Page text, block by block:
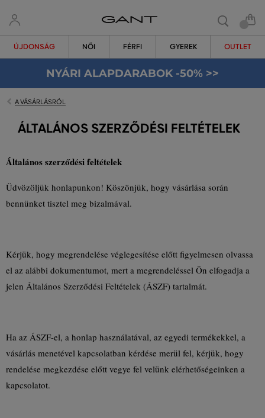
ÚJDONSÁG NŐI FÉRFI GYEREK OUTLET
NYÁRI ALAPDARABOK -50% >>
A VÁSÁRLÁSRÓL
ÁLTALÁNOS SZERZŐDÉSI FELTÉTELEK
Általános szerződési feltételek
Üdvözöljük honlapunkon! Köszönjük, hogy vásárlása során
bennünket tisztel meg bizalmával.
Kérjük, hogy megrendelése véglegesítése előtt figyelmesen olvassa
el az alábbi dokumentumot, mert a megrendeléssel Ön elfogadja a
jelen Általános Szerződési Feltételek (ÁSZF) tartalmát.
Ha az ÁSZF-el, a honlap használatával, az egyedi termékekkel, a
vásárlás menetével kapcsolatban kérdése merül fel, kérjük, hogy
rendelése megkezdése előtt vegye fel velünk elérhetőségeinken a
kapcsolatot.